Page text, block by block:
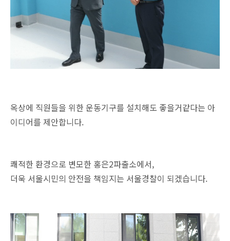
옥상에 직원들을 위한 운동기구를 설치해도 좋을거같다는 아
이디어를 제안합니다.
쾌적한 환경으로 변모한 홍은2파출소에서,
더욱 서울시민의 안전을 책임지는 서울경찰이 되겠습니다.